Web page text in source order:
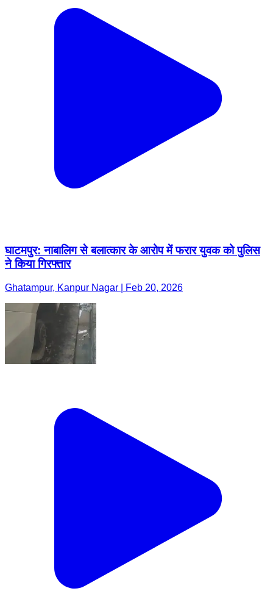
घाटमपुर: नाबालिग से बलात्कार के आरोप में फरार युवक को पुलिस
ने किया गिरफ्तार
Ghatampur, Kanpur Nagar | Feb 20, 2026